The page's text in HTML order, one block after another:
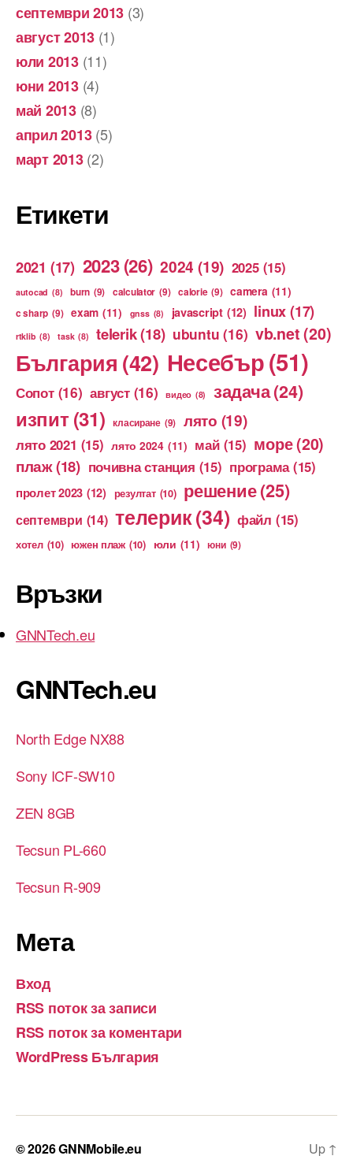
септември 2013 (3)
август 2013 (1)
юли 2013(11)
юни 2013(4)
май 2013(8)
април 2013(5)
март 2013(2)
Етикети
2021 (17) 2023 (26) 2024 (19) 2025 (15)
autocad (8) burn (9) calculator (9) calorie (9) camera (11)
c sharp (9) exam (11) gnss (8) javascript (12) linux(17)
rtklib (8) task (8) telerik(18) ubuntu (16) vb.net(20)
България (42) Несебър(51)
Сопот (16) август (16) видео (8) задача(24)
изпит (31) класиране (9) лято (19)
лято 2021 (15) лято 2024 (11) май (15) море(20)
плаж(18) почивна станция (15) програма (15)
пролет 2023 (12) резултат (10) решение(25)
септември (14) телерик(34) файл (15)
хотел (10) южен плаж (10) юли (11) юни (9)
Връзки
GNNTech.eu
GNNTech.eu
North Edge NX88
Sony ICF-SW10
ZEN 8GB
Tecsun PL-660
Tecsun R-909
Мета
Вход
RSS поток за записи
RSS поток за коментари
WordPress България
© 2026GNNMobile.eu Up ↑